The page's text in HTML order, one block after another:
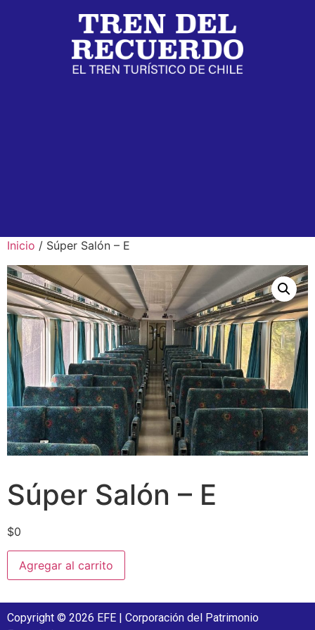
Inicio / Súper Salón – E
Súper Salón – E
$0
Agregar al carrito
Copyright © 2026 EFE | Corporación del Patrimonio